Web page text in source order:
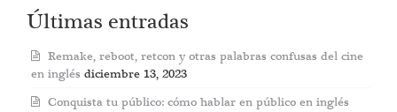
Últimas entradas
Remake, reboot, retcon y otras palabras confusas del cine
en inglés diciembre 13, 2023
Conquista tu público: cómo hablar en público en inglés